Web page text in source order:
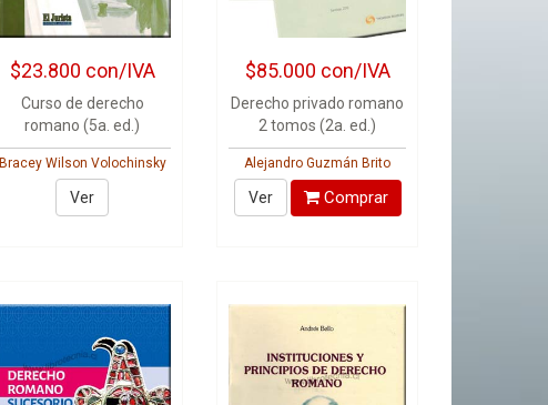
$23.800 con/IVA
Curso de derecho
romano (5a. ed.)
Bracey Wilson Volochinsky
Ver
$85.000 con/IVA
Derecho privado romano
2 tomos (2a. ed.)
Alejandro Guzmán Brito
Ver Comprar